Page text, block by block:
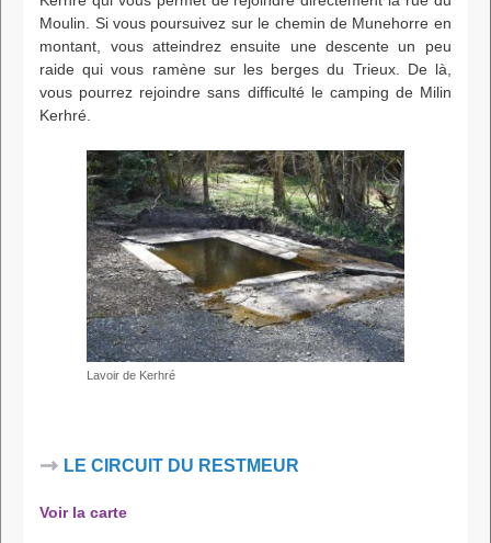
Moulin. Si vous poursuivez sur le chemin de Munehorre en
montant, vous atteindrez ensuite une descente un peu
raide qui vous ramène sur les berges du Trieux. De là,
vous pourrez rejoindre sans difficulté le camping de Milin
Kerhré.
Lavoir de Kerhré
LE CIRCUIT DU RESTMEUR
Voir la carte